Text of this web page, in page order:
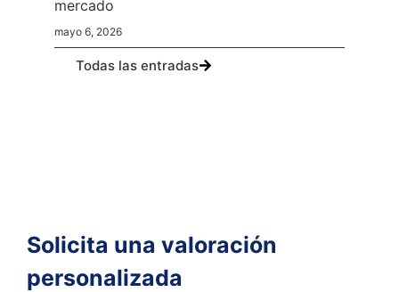
mercado
mayo 6, 2026
Todas las entradas
Solicita una valoración
personalizada